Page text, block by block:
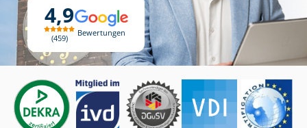
4,9
459
Bewertungen